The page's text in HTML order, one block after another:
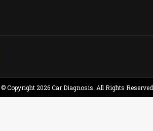
© Copyright 2026 Car Diagnosis. All Rights Reserved.